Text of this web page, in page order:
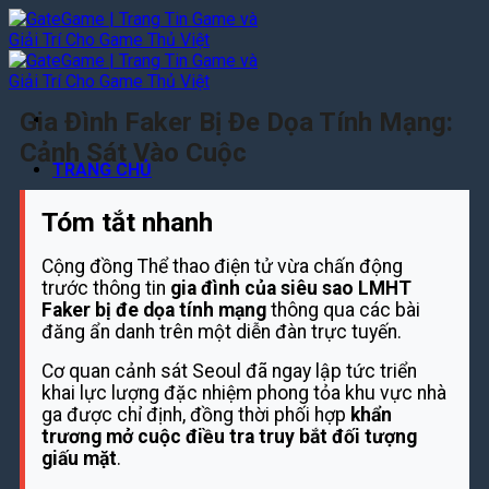
Bỏ
qua
nội
dung
TRANG CHỦ
TIN GAME
TIN GAME PC
TIN GAME CONSOLE
REVIEWS
TOP GAME TRENDING
REVIEW GAME PC – CONSOLE
REVIEW GAME MOBILE
ESPORT
TIN GIẢI ĐẤU
Gia Đình Faker Bị Đe Dọa Tính Mạng:
Cảnh Sát Vào Cuộc
Tóm tắt nhanh
Cộng đồng Thể thao điện tử vừa chấn động
trước thông tin gia đình của siêu sao LMHT
Faker bị đe dọa tính mạng thông qua các bài
đăng ẩn danh trên một diễn đàn trực tuyến.
Cơ quan cảnh sát Seoul đã ngay lập tức triển
khai lực lượng đặc nhiệm phong tỏa khu vực nhà
ga được chỉ định, đồng thời phối hợp khẩn
trương mở cuộc điều tra truy bắt đối tượng
giấu mặt.